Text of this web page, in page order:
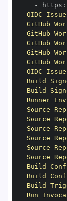
-
https :
OIDC
GitHub
GitHub
GitHub
GitHub
GitHub
OIDC
Build
Build
Runner
Source
Source
Source
Source
Source
Source
Build
Build
Build
Run